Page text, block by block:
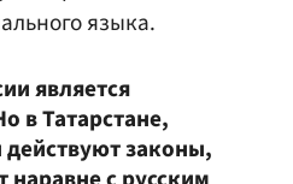
языка.
является
в Татарстане,
законы,